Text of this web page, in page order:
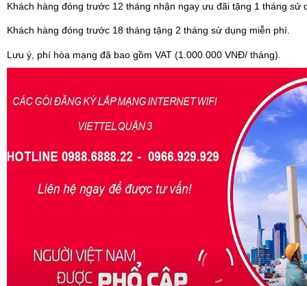
Khách hàng đóng trước 12 tháng nhận ngay ưu đãi tặng 1 tháng sử
Khách hàng đóng trước 18 tháng tặng 2 tháng sử dụng miễn phí.
Lưu ý, phí hòa mạng đã bao gồm VAT (1.000.000 VNĐ/ tháng).